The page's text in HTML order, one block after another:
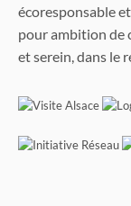
écoresponsable
pour ambition de
et serein, dans le